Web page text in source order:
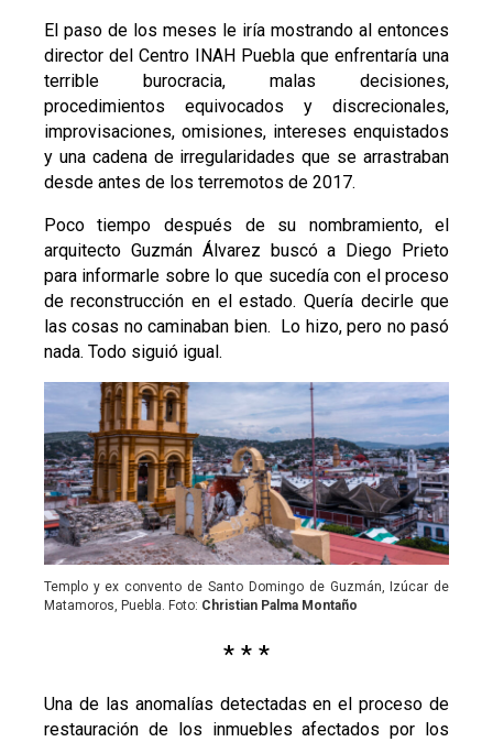
El paso de los meses le iría mostrando al entonces
director del Centro INAH Puebla que enfrentaría una
terrible burocracia, malas decisiones,
procedimientos equivocados y discrecionales,
improvisaciones, omisiones, intereses enquistados
y una cadena de irregularidades que se arrastraban
desde antes de los terremotos de 2017.
Poco tiempo después de su nombramiento, el
arquitecto Guzmán Álvarez buscó a Diego Prieto
para informarle sobre lo que sucedía con el proceso
de reconstrucción en el estado. Quería decirle que
las cosas no caminaban bien. Lo hizo, pero no pasó
nada. Todo siguió igual.
Templo y ex convento de Santo Domingo de Guzmán, Izúcar de
Matamoros, Puebla. Foto: Christian Palma Montaño
* * *
Una de las anomalías detectadas en el proceso de
restauración de los inmuebles afectados por los